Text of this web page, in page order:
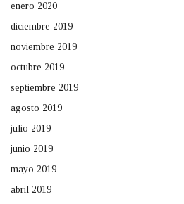
enero 2020
diciembre 2019
noviembre 2019
octubre 2019
septiembre 2019
agosto 2019
julio 2019
junio 2019
mayo 2019
abril 2019